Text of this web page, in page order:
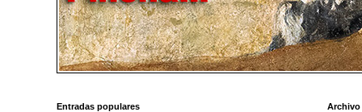
Entradas populares